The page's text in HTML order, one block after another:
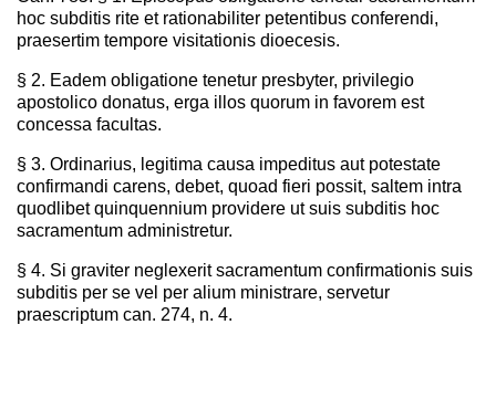
hoc subditis rite et rationabiliter petentibus conferendi,
praesertim tempore visitationis dioecesis.
§ 2. Eadem obligatione tenetur presbyter, privilegio
apostolico donatus, erga illos quorum in favorem est
concessa facultas.
§ 3. Ordinarius, legitima causa impeditus aut potestate
confirmandi carens, debet, quoad fieri possit, saltem intra
quodlibet quinquennium providere ut suis subditis hoc
sacramentum administretur.
§ 4. Si graviter neglexerit sacramentum confirmationis suis
subditis per se vel per alium ministrare, servetur
praescriptum can. 274, n. 4.